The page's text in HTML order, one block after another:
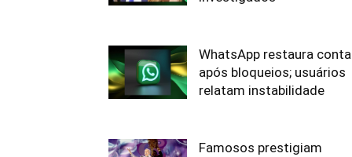
WhatsApp restaura
após bloqueios; usuários
relatam instabilidade
Famosos prestigiam